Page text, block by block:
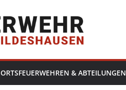
ORTSFEUERWEHREN & ABTEILUNGEN